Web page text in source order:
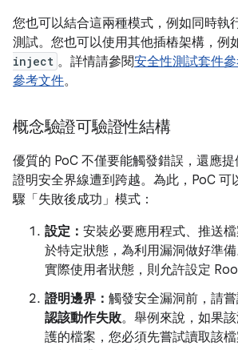
您也可以結合這兩種模式，例如同時執
測試。您也可以使用其他插樁架構，例
inject 。詳情請參閱安全性測試套件
參考文件。
概念驗證可驗證性結構
優質的 PoC 不僅要能觸發錯誤，還應提
證明安全界線遭到跨越。為此，PoC 可
驟「失敗後成功」模式：
設定： 安裝必要應用程式、推送
於特定狀態，為利用漏洞做好準
實際使用者狀態，則允許設定
證明邊界： 觸發安全漏洞前，請
認該動作失敗。舉例來說，如果
護的檔案，您必須先嘗試讀取該